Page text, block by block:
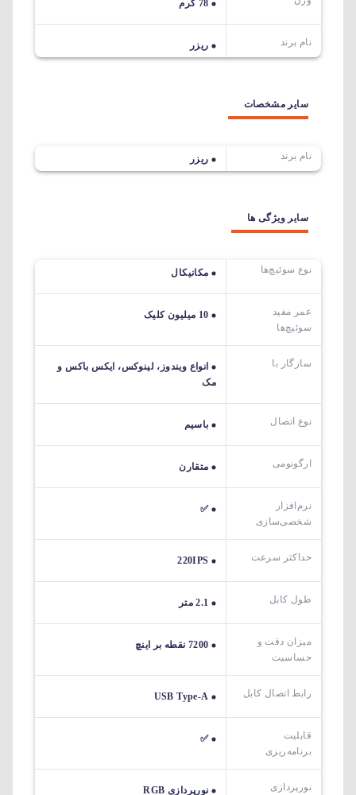
78 گرم
نام برند ریزر
سایر مشخصات
نام برند ریزر
سایر ویژگی ها
نوع سوئیچ‌ها مکانیکال
عمر مفید
سوئیچ‌ها
10 میلیون کلیک
سازگار با
انواع ویندوز، لینوکس، ایکس باکس و
مک
نوع اتصال باسیم
ارگونومی متقارن
نرم‌افزار
شخصی‌سازی
✅
حداکثر سرعت 220IPS
طول کابل 2.1 متر
میزان دقت و
حساسیت
7200 نقطه بر اینچ
رابط اتصال کابل USB Type-A
قابلیت
برنامه‌ریزی
✅
نورپردازی نورپردازی RGB